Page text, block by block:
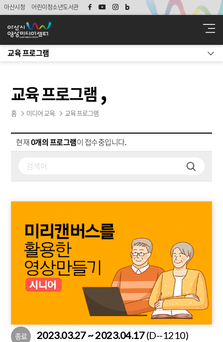
아산시청 어린이청소년도서관
교육 프로그램
교육 프로그램
홈 미디어 교육 교육 프로그램
현재 0개의 프로그램이 접수중입니다.
종료 2023.03.27 ~ 2023.04.17(D--1210)